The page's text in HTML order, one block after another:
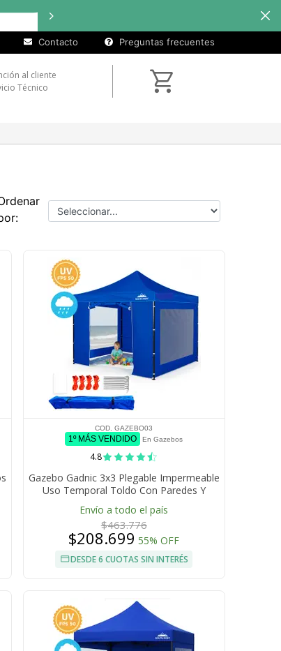
Contacto Preguntas frecuentes
al cliente
Técnico
COD. GAZEBO03
1º MÁS VENDIDO En Gazebos
4.8
Gazebo Gadnic 3x3 Plegable Impermeable
Uso Temporal Toldo Con Paredes Y
Puerta Cierre Relampago
Envío a todo el país
$463.776
$208.699 55% OFF
DESDE 6 CUOTAS SIN INTERÉS